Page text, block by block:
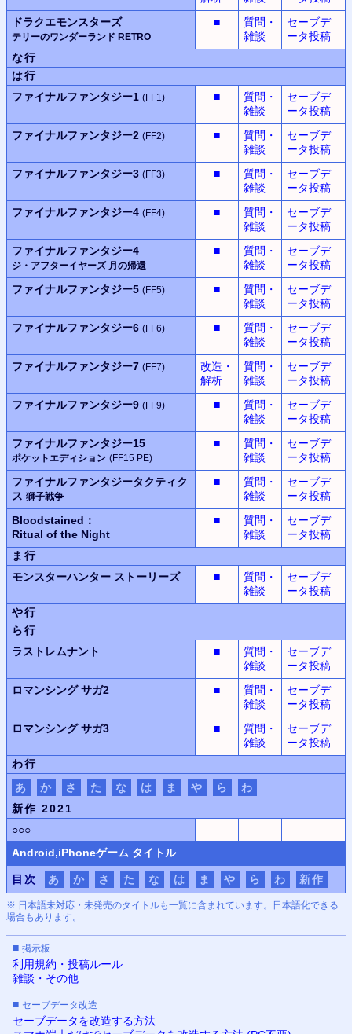
ドラクエモンスターズ
テリーのワンダーランド RETRO
■
質問・
雑談
セーブデ
ータ投稿
な行
は行
ファイナルファンタジー1 (FF1) ■
質問・
雑談
セーブデ
ータ投稿
ファイナルファンタジー2 (FF2) ■
質問・
雑談
セーブデ
ータ投稿
ファイナルファンタジー3 (FF3) ■
質問・
雑談
セーブデ
ータ投稿
ファイナルファンタジー4 (FF4) ■
質問・
雑談
セーブデ
ータ投稿
ファイナルファンタジー4
ジ・アフターイヤーズ 月の帰還
■
質問・
雑談
セーブデ
ータ投稿
ファイナルファンタジー5 (FF5) ■
質問・
雑談
セーブデ
ータ投稿
ファイナルファンタジー6 (FF6) ■
質問・
雑談
セーブデ
ータ投稿
ファイナルファンタジー7 (FF7)
改造・
解析
質問・
雑談
セーブデ
ータ投稿
ファイナルファンタジー9 (FF9) ■
質問・
雑談
セーブデ
ータ投稿
ファイナルファンタジー15
ポケットエディション (FF15 PE)
■
質問・
雑談
セーブデ
ータ投稿
ファイナルファンタジータクティク
ス 獅子戦争
■
質問・
雑談
セーブデ
ータ投稿
Bloodstained：
Ritual of the Night
■
質問・
雑談
セーブデ
ータ投稿
ま行
モンスターハンター ストーリーズ ■
質問・
雑談
セーブデ
ータ投稿
や行
ら行
ラストレムナント
■
質問・
雑談
セーブデ
ータ投稿
ロマンシング サガ2
■
質問・
雑談
セーブデ
ータ投稿
ロマンシング サガ3
■
質問・
雑談
セーブデ
ータ投稿
わ行
あ
か さ た な は ま や ら
わ
新作 2021
○○○
Android,iPhoneゲーム タイトル
目次 あ か さ た な は ま や ら わ 新作
※ 日本語未対応・未発売のタイトルも一覧に含まれています。日本語化できる
場合もあります。
■ 掲示板
利用規約・投稿ルール
雑談・その他
■ セーブデータ改造
セーブデータを改造する方法